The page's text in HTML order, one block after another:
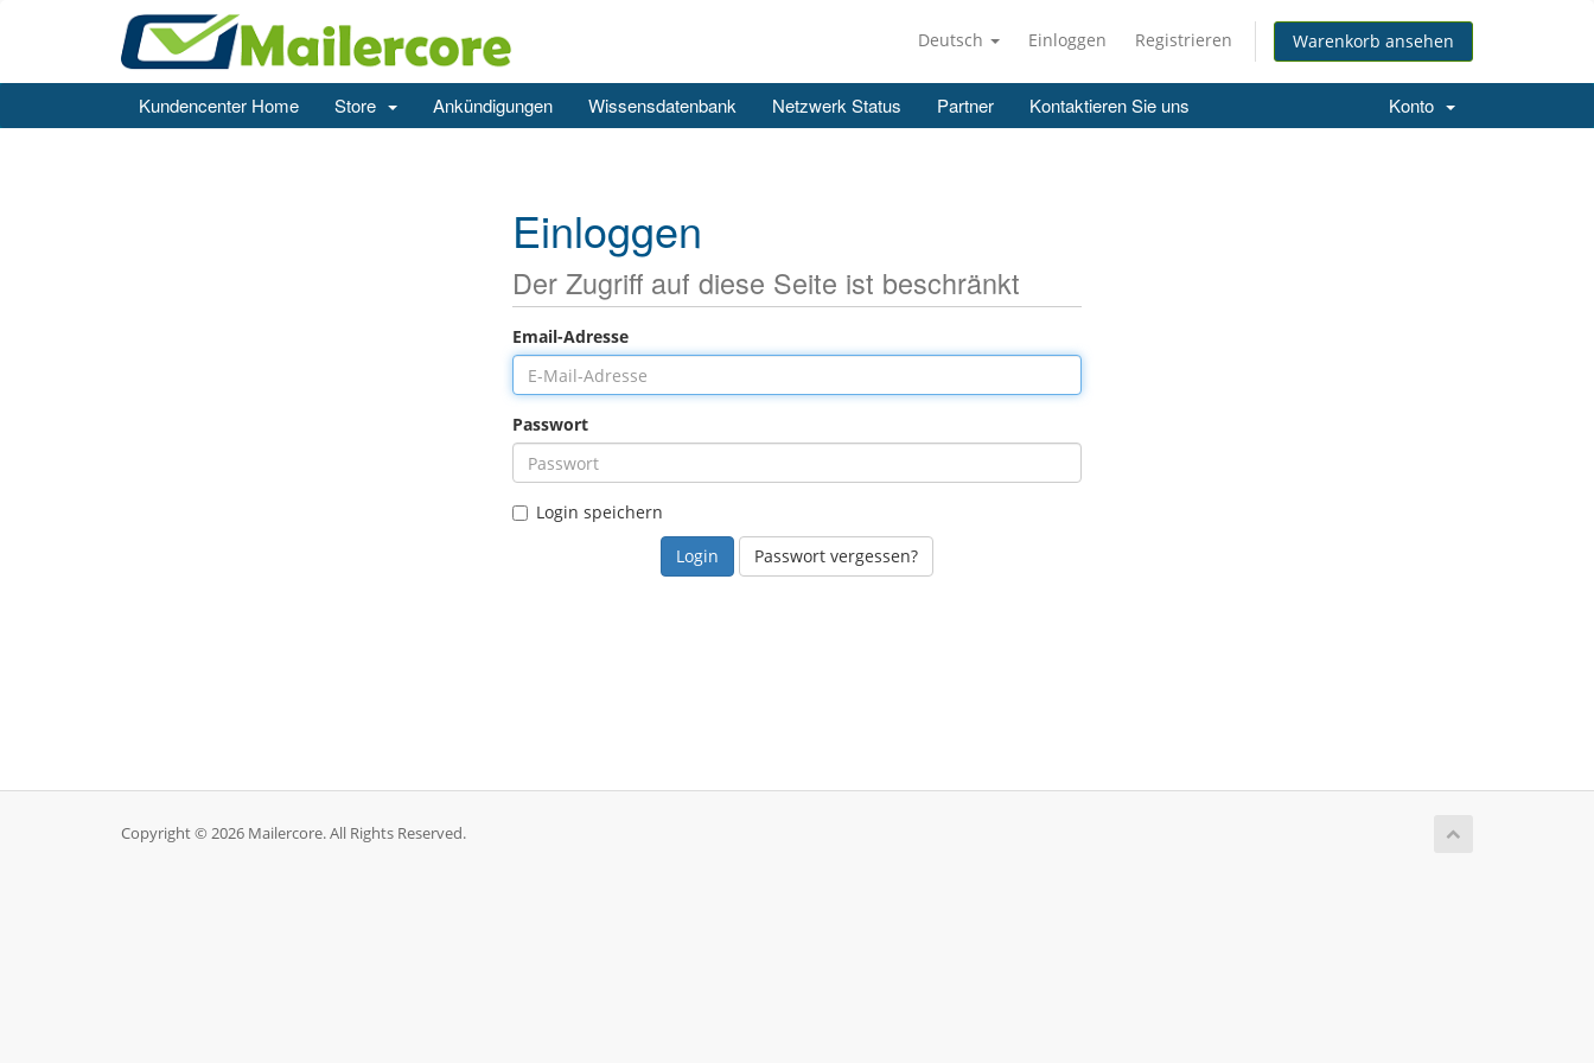
Deutsch Einloggen Registrieren Warenkorb ansehen
Kundencenter Home Store Ankündigungen Wissensdatenbank Netzwerk Status Partner Kontaktieren Sie uns Konto
Einloggen
Der Zugriff auf diese Seite ist beschränkt
Email-Adresse
Passwort
Login speichern
Passwort vergessen?
Copyright © 2026 Mailercore. All Rights Reserved.